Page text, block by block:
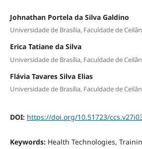
Johnathan Portela da Silva Galdino
Universidade de Brasília, Faculdade de
Erica Tatiane da Silva
Universidade de Brasília, Faculdade de
Flávia Tavares Silva Elias
Universidade de Brasília, Faculdade de
DOI: https://doi.org/10.51723/
Keywords: Health Technologies,